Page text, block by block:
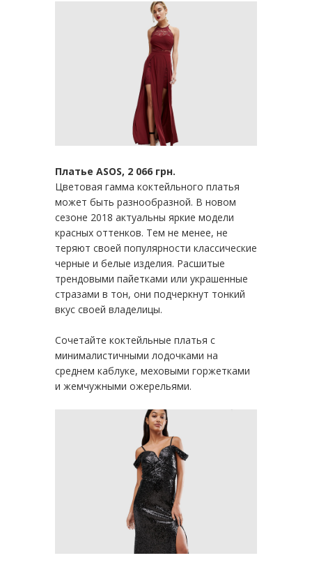
Платье ASOS, 2 066 грн.
Цветовая гамма коктейльного платья
может быть разнообразной. В новом
сезоне 2018 актуальны яркие модели
красных оттенков. Тем не менее, не
теряют своей популярности классические
черные и белые изделия. Расшитые
трендовыми пайетками или украшенные
стразами в тон, они подчеркнут тонкий
вкус своей владелицы.
Сочетайте коктейльные платья с
минималистичными лодочками на
среднем каблуке, меховыми горжетками
и жемчужными ожерельями.